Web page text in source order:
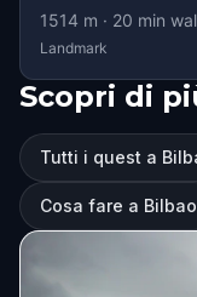
1514 m · 20 min
Landmark
Scopri di
Tutti i quest a
Cosa fare a Bilbao